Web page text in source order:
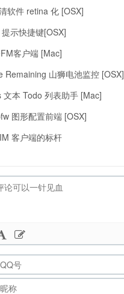
软件 retina 化 [OSX]
示快捷键[OSX]
客户端 [Mac]
Remaining 山狮电池监控 [OSX]
文本 Todo 列表助手 [Mac]
图形配置前端 [OSX]
客户端的标杆